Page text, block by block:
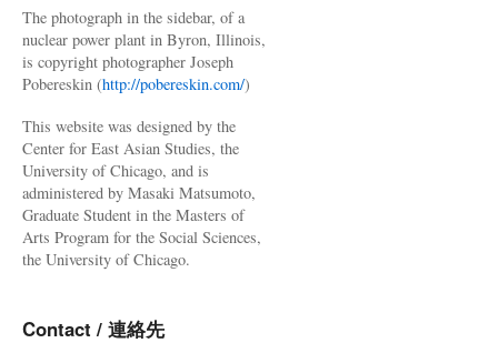
The photograph in the sidebar, of a
nuclear power plant in Byron, Illinois,
is copyright photographer Joseph
Pobereskin (http://pobereskin.com/)
This website was designed by the
Center for East Asian Studies, the
University of Chicago, and is
administered by Masaki Matsumoto,
Graduate Student in the Masters of
Arts Program for the Social Sciences,
the University of Chicago.
Contact / 連絡先